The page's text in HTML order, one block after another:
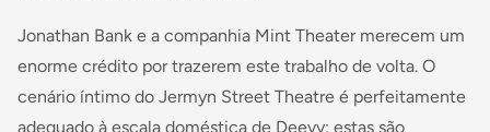
Jonathan Bank e a companhia Mint Theater merecem um
enorme crédito por trazerem este trabalho de volta. O
cenário íntimo do Jermyn Street Theatre é perfeitamente
adequado à escala doméstica de Deevy: estas são